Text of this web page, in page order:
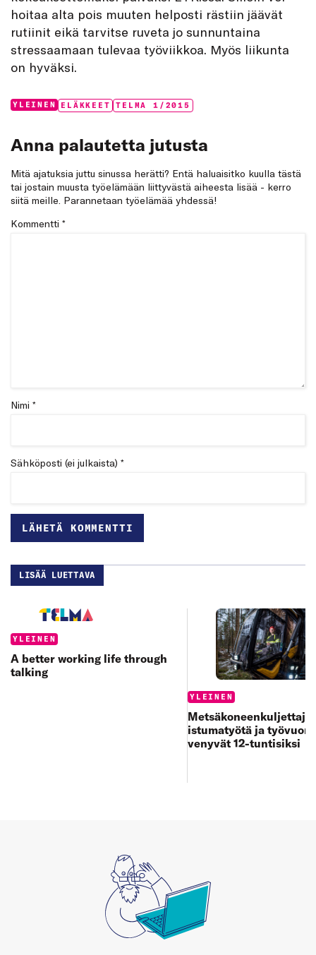
hoitaa alta pois muuten helposti rästiin jäävät
rutiinit eikä tarvitse ruveta jo sunnuntaina
stressaamaan tulevaa työviikkoa. Myös liikunta
on hyväksi.
Categories:
YLEINEN Tags:
ELÄKKEET TELMA 1/2015
Anna palautetta jutusta
Mitä ajatuksia juttu sinussa herätti? Entä haluaisitko kuulla tästä
tai jostain muusta työelämään liittyvästä aiheesta lisää - kerro
siitä meille. Parannetaan työelämää yhdessä!
Kommentti *
Nimi *
Sähköposti (ei julkaista) *
LISÄÄ LUETTAVA
Categories:
YLEINEN
A better working life through
talking
Categories:
YLEINEN
istumatyötä ja
venyvät 12-tuntisiksi